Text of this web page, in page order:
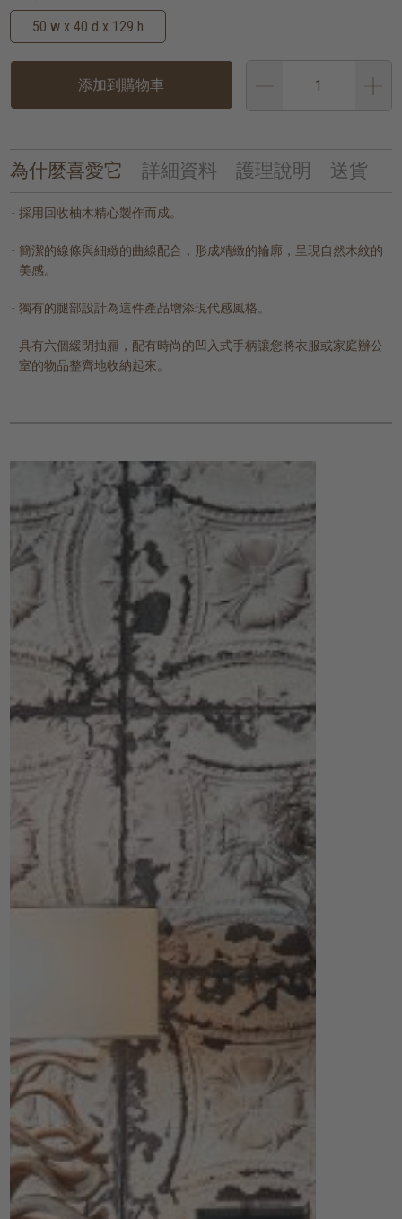
50 w x 40 d x 129 h
添加到購物車
為什麼喜愛它 詳細資料 護理說明 送貨
採用回收柚木精心製作而成。
簡潔的線條與細緻的曲線配合，形成精緻的輪廓，呈現自然木紋的
美感。
獨有的腿部設計為這件產品增添現代感風格。
具有六個緩閉抽屜，配有時尚的凹入式手柄讓您將衣服或家庭辦公
室的物品整齊地收納起來。